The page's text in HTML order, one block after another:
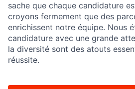
sache que chaque candidature
croyons fermement que des
enrichissent notre équipe. Nous
candidature avec une grande
la diversité sont des atouts
réussite.